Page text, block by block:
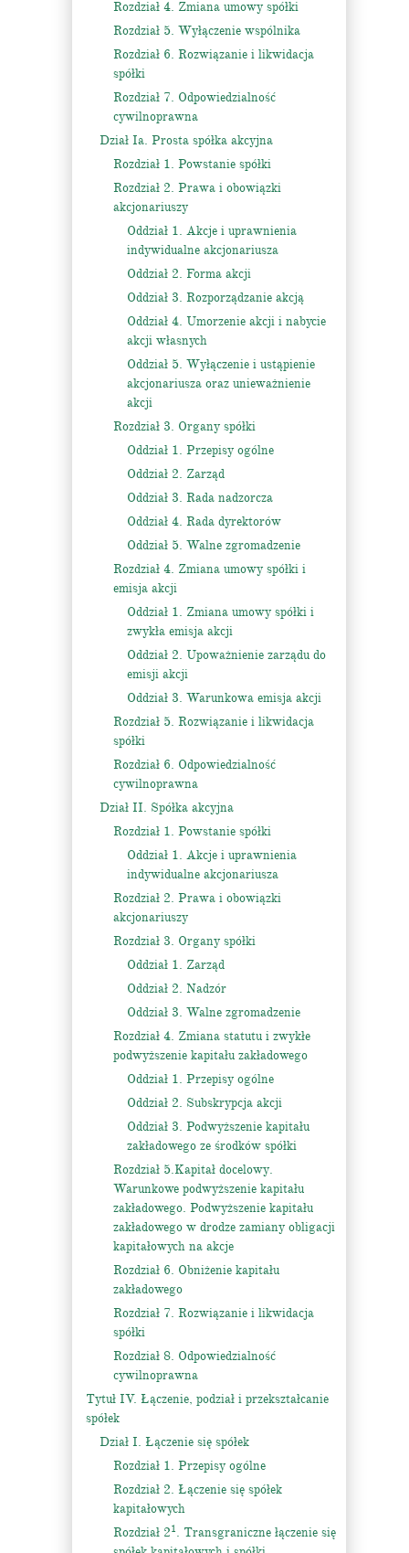
Rozdział 4. Zmiana umowy spółki
Rozdział 5. Wyłączenie wspólnika
Rozdział 6. Rozwiązanie i likwidacja
spółki
Rozdział 7. Odpowiedzialność
cywilnoprawna
Dział Ia. Prosta spółka akcyjna
Rozdział 1. Powstanie spółki
Rozdział 2. Prawa i obowiązki
akcjonariuszy
Oddział 1. Akcje i uprawnienia
indywidualne akcjonariusza
Oddział 2. Forma akcji
Oddział 3. Rozporządzanie akcją
Oddział 4. Umorzenie akcji i nabycie
akcji własnych
Oddział 5. Wyłączenie i ustąpienie
akcjonariusza oraz unieważnienie
akcji
Rozdział 3. Organy spółki
Oddział 1. Przepisy ogólne
Oddział 2. Zarząd
Oddział 3. Rada nadzorcza
Oddział 4. Rada dyrektorów
Oddział 5. Walne zgromadzenie
Rozdział 4. Zmiana umowy spółki i
emisja akcji
Oddział 1. Zmiana umowy spółki i
zwykła emisja akcji
Oddział 2. Upoważnienie zarządu do
emisji akcji
Oddział 3. Warunkowa emisja akcji
Rozdział 5. Rozwiązanie i likwidacja
spółki
Rozdział 6. Odpowiedzialność
cywilnoprawna
Dział II. Spółka akcyjna
Rozdział 1. Powstanie spółki
Oddział 1. Akcje i uprawnienia
indywidualne akcjonariusza
Rozdział 2. Prawa i obowiązki
akcjonariuszy
Rozdział 3. Organy spółki
Oddział 1. Zarząd
Oddział 2. Nadzór
Oddział 3. Walne zgromadzenie
Rozdział 4. Zmiana statutu i zwykłe
podwyższenie kapitału zakładowego
Oddział 1. Przepisy ogólne
Oddział 2. Subskrypcja akcji
Oddział 3. Podwyższenie kapitału
zakładowego ze środków spółki
Rozdział 5.Kapitał docelowy.
Warunkowe podwyższenie kapitału
zakładowego. Podwyższenie kapitału
zakładowego w drodze zamiany obligacji
kapitałowych na akcje
Rozdział 6. Obniżenie kapitału
zakładowego
Rozdział 7. Rozwiązanie i likwidacja
spółki
Rozdział 8. Odpowiedzialność
cywilnoprawna
Tytuł IV. Łączenie, podział i przekształcanie
spółek
Dział I. Łączenie się spółek
Rozdział 1. Przepisy ogólne
Rozdział 2. Łączenie się spółek
kapitałowych
Rozdział 21. Transgraniczne łączenie się